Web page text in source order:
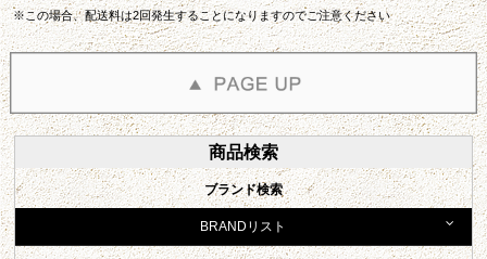
※この場合、配送料は2回発生することになりますのでご注意ください
商品検索
ブランド検索
BRANDリスト